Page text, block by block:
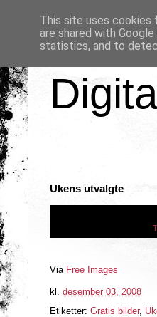
Ukens utvalgte
Via Free Images
kl. desember 03, 2008
Etiketter: Gratis bilder,
This site uses cookies
are shared with
statistics, and to